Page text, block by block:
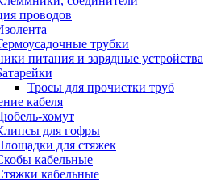
проводов
трубки
питания и зарядные устройства
Тросы для прочистки труб
кабеля
хомут
для гофры
для стяжек
кабельные
кабельные